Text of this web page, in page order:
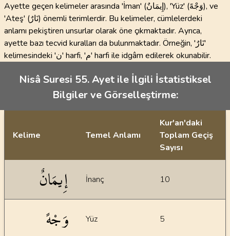
Ayette geçen kelimeler arasında 'İman' (إِيمَانٌ), 'Yüz' (وَجْهً), ve
'Ateş' (نَارٌ) önemli terimlerdir. Bu kelimeler, cümlelerdeki
anlamı pekiştiren unsurlar olarak öne çıkmaktadır. Ayrıca,
ayette bazı tecvid kuralları da bulunmaktadır. Örneğin, 'نَارٌ'
kelimesindeki 'ن' harfi, 'م' harfi ile idgâm edilerek okunabilir.
Nisâ Suresi 55. Ayet ile İlgili İstatistiksel
Bilgiler ve Görselleştirme:
İstatiksel bilgiler
Kelime Temel Anlamı
Kur'an'daki
Toplam Geçiş
Sayısı
إِيمَانٌ İnanç 10
وَجْهً Yüz 5